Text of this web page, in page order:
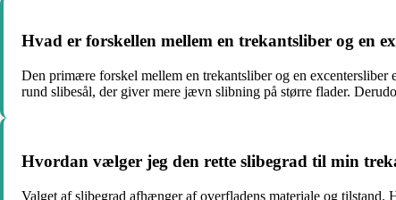
Hvad er forskellen mellem en trekantsliber og en
Den primære forskel mellem en trekantsliber og en excentersliber
rund slibesål, der giver mere jævn slibning på større flader.
Hvordan vælger jeg den rette slibegrad til min
Valget af slibegrad afhænger af overfladens materiale og